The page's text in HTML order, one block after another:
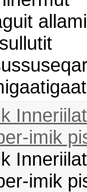
imik
imik